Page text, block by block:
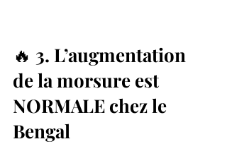
🔥 3. L’augmentation
de la morsure est
NORMALE chez le
Bengal